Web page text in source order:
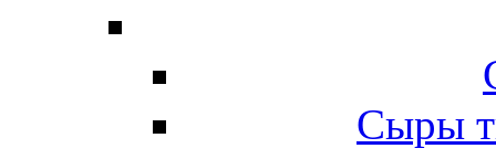
Сыры